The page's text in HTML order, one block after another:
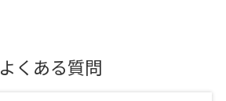
よくある質問